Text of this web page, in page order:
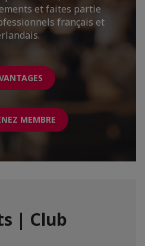
et faites partie
français et
MEMBRE
| Club